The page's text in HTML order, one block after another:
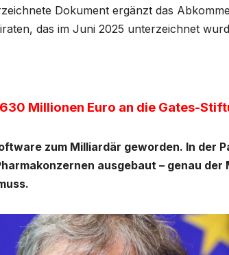
Dokument ergänzt das
das im Juni 2025 unterzeichnet
Millionen Euro an die Gates-
zum Milliardär geworden. In der
ausgebaut – genau